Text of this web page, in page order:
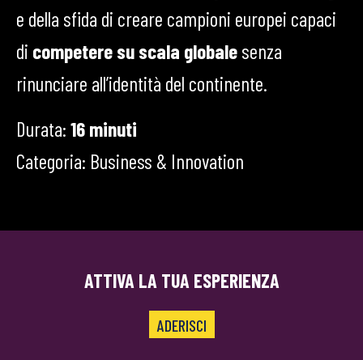
e della sfida di creare campioni europei capaci
di competere su scala globale senza
rinunciare all’identità del continente.
Durata: 16 minuti
Categoria: Business & Innovation
ATTIVA LA TUA ESPERIENZA
ADERISCI